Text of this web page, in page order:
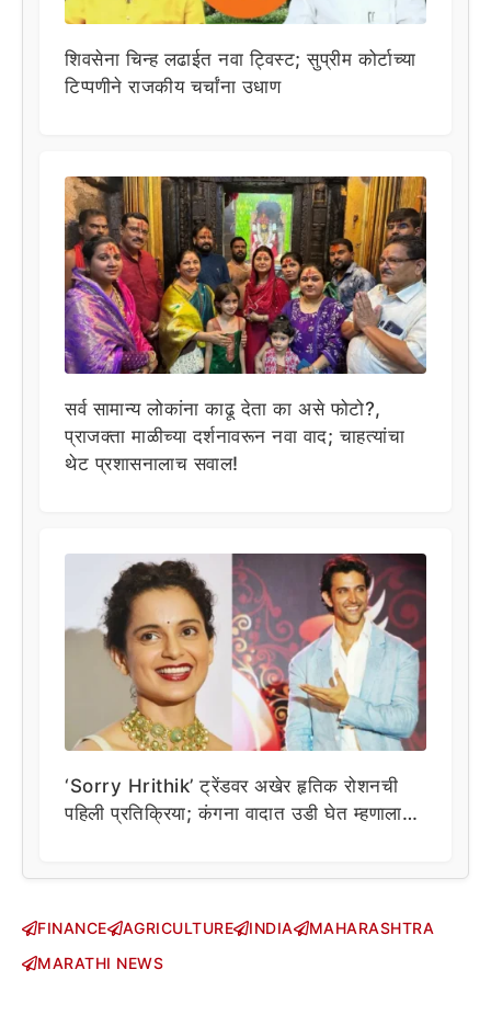
शिवसेना चिन्ह लढाईत नवा ट्विस्ट; सुप्रीम कोर्टाच्या
टिप्पणीने राजकीय चर्चांना उधाण
सर्व सामान्य लोकांना काढू देता का असे फोटो?,
प्राजक्ता माळीच्या दर्शनावरून नवा वाद; चाहत्यांचा
थेट प्रशासनालाच सवाल!
‘Sorry Hrithik’ ट्रेंडवर अखेर हृतिक रोशनची
पहिली प्रतिक्रिया; कंगना वादात उडी घेत म्हणाला…
FINANCE AGRICULTURE INDIA
MAHARASHTRA
MARATHI NEWS